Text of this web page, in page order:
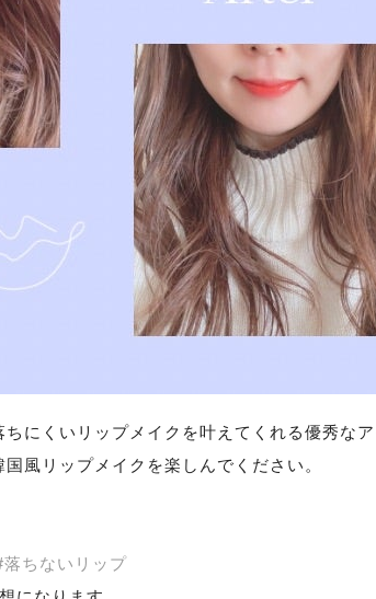
にくいリップメイクを叶えてくれる優秀なア
風リップメイクを楽しんでください。
ちないリップ